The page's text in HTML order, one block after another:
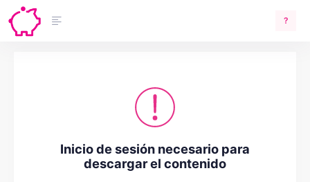
?
Inicio de sesión necesario para
descargar el contenido